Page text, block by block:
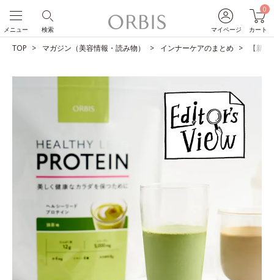
マイページ
0
カート
検索
メニュー
TOP マガジン（美容情報・読み物） インナーケアのまとめ 【新